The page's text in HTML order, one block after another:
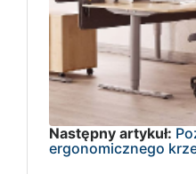
Następny artykuł:
ergonomicznego